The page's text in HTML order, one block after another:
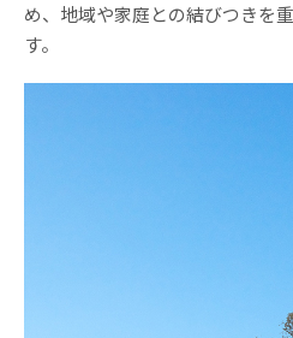
め、地域や家庭との結びつきを
す。